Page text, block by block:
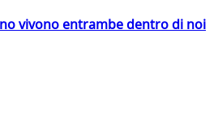
vivono entrambe dentro di noi